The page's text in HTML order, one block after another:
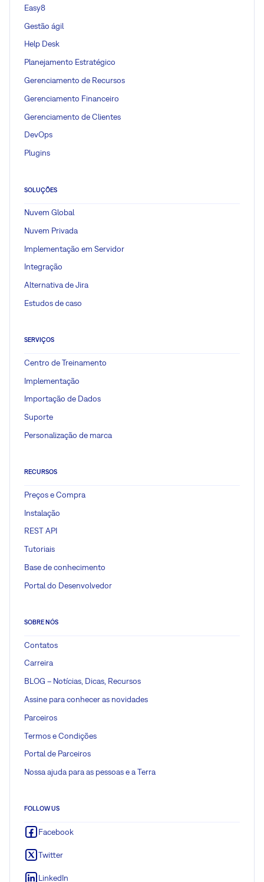
Easy8
Gestão ágil
Help Desk
Planejamento Estratégico
Gerenciamento de Recursos
Gerenciamento Financeiro
Gerenciamento de Clientes
DevOps
Plugins
SOLUÇÕES
Nuvem Global
Nuvem Privada
Implementação em Servidor
Integração
Alternativa de Jira
Estudos de caso
SERVIÇOS
Centro de Treinamento
Implementação
Importação de Dados
Suporte
Personalização de marca
RECURSOS
Preços e Compra
Instalação
REST API
Tutoriais
Base de conhecimento
Portal do Desenvolvedor
SOBRE NÓS
Contatos
Carreira
BLOG – Notícias, Dicas, Recursos
Assine para conhecer as novidades
Parceiros
Termos e Condições
Portal de Parceiros
Nossa ajuda para as pessoas e a Terra
FOLLOW US
Facebook
Twitter
LinkedIn